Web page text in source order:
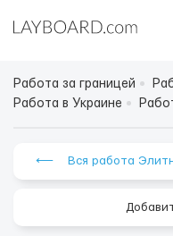
Работа за границей
Работа в Украине
⟵ Вся работа